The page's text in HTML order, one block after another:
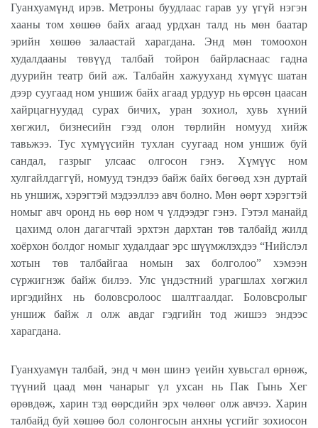
Гуанхуамүнд ирэв. Метроны буудлаас гарав уу үгүй нэгэн
хааны том хөшөө байх агаад урдхан талд нь мөн баатар
эрийн хөшөө залаастай харагдана. Энд мөн томоохон
худалдааны төвүүд талбай тойрон байрласнаас гадна
дуурийн театр бий аж. Талбайн хажууханд хүмүүс шатан
дээр суугаад ном уншиж байх агаад урдуур нь өрсөн цаасан
хайрцагнуудад сурах бичих, уран зохиол, хувь хүний
хөгжил, бизнесийн гээд олон төрлийн номууд хийж
тавьжээ. Тус хүмүүсийн тухлан суугаад ном уншиж буй
сандал, газрыг улсаас олгосон гэнэ. Хүмүүс ном
хулгайлдаггүй, номууд тэндээ байж байх бөгөөд хэн дуртай
нь уншиж, хэрэгтэй мэдээллээ авч болно. Мөн өөрт хэрэгтэй
номыг авч оронд нь өөр ном ч үлдээдэг гэнэ. Гэтэл манайд
цахимд олон дагагчтай эрхтэн дархтан төв талбайд жилд
хоёрхон болдог номыг худалдааг эрс шүүмжлэхдээ “Нийслэл
хотын төв талбайгаа номын зах болголоо” хэмээн
сүржигнэж байж билээ. Улс үндэстний урагшлах хөгжил
иргэдийнх нь боловсролоос шалтгаалдаг. Боловсролыг
уншиж байж л олж авдаг гэдгийн тод жишээ эндээс
харагдана.
Гуанхуамүн талбай, энд ч мөн шинэ үеийн хувьсгал өрнөж,
түүний цаад мөн чанарыг үл ухсан нь Пак Гынь Хег
өрөвдөж, харин тэд өөрсдийн эрх чөлөөг олж авчээ. Харин
талбайд буй хөшөө бол солонгосын анхны үсгийг зохиосон